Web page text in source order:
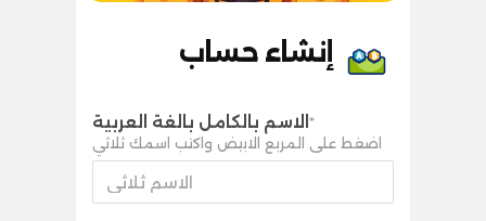
إنشاء حساب
الاسم بالكامل بالغة العربية *
اضغط على المربع الابيض واكتب اسمك ثلاثي